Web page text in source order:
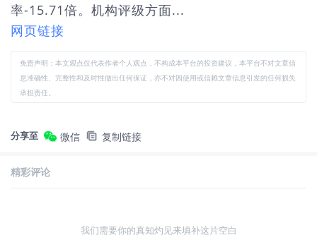
率-15.71倍。机构评级方面...
网页链接
免责声明：本文观点仅代表作者个人观点，不构成本平台的投资建议，本平台不对文章信
息准确性、完整性和及时性做出任何保证，亦不对因使用或信赖文章信息引发的任何损失
承担责任。
分享至 微信 复制链接
精彩评论
我们需要你的真知灼见来填补这片空白